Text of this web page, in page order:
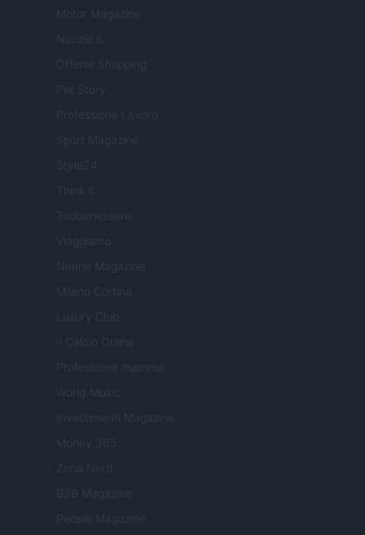
Motor Magazine
Notizie.it
Offerte Shopping
Professione Lavoro
Sport Magazine
Style24
Think.it
Tuobenessere
Viaggiamo
Nonne Magazine
Milano Cortina
Luxury Club
Il Calcio Online
Professione mamma
World Music
Investimenti Magazine
Money 365
Zona Nerd
B2B Magazine
People Magazine